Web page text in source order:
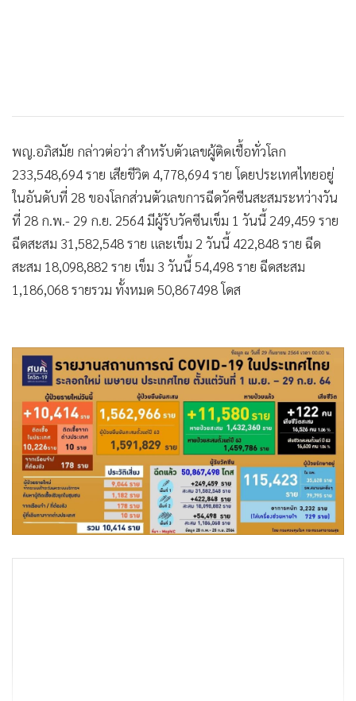
พญ.อภิสมัย กล่าวต่อว่า สำหรับตัวเลขผู้ติดเชื้อทั่วโลก
233,548,694 ราย เสียชีวิต 4,778,694 ราย โดยประเทศไทยอยู่
ในอันดับที่ 28 ของโลกส่วนตัวเลขการฉีดวัคซีนสะสมระหว่างวัน
ที่ 28 ก.พ.- 29 ก.ย. 2564 มีผู้รับวัคซีนเข็ม 1 วันนี้ 249,459 ราย
ฉีดสะสม 31,582,548 ราย และเข็ม 2 วันนี้ 422,848 ราย ฉีด
สะสม 18,098,882 ราย เข็ม 3 วันนี้ 54,498 ราย ฉีดสะสม
1,186,068 รายรวม ทั้งหมด 50,867498 โดส